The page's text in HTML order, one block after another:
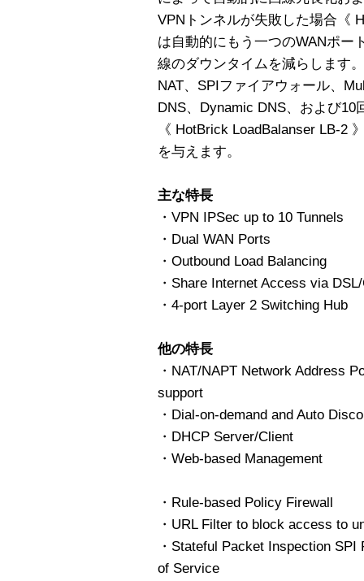
VPNトンネルが失敗した場合《
は自動的にもう一つのWANポー
線のダウンタイムを減らします。
NAT、SPIファイアウォール、
DNS、Dynamic DNS、および
《 HotBrick LoadBalanser LB-2
を与えます。
主な特長
・VPN IPSec up to 10 Tunnels
・Dual WAN Ports
・Outbound Load Balancing
・Share Internet Access via
・4-port Layer 2 Switching Hub
他の特長
・NAT/NAPT Network Address
support
・Dial-on-demand and Auto
・DHCP Server/Client
・Web-based Management
・Rule-based Policy Firewall
・URL Filter to block access to
・Stateful Packet Inspection
of Service